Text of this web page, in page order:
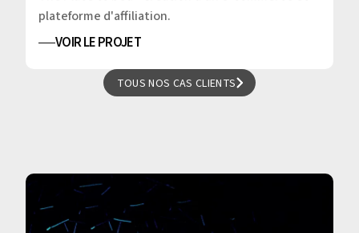
plateforme d'affiliation.
VOIR LE PROJET
TOUS NOS CAS CLIENTS
TOUS NOS CAS CLIENTS